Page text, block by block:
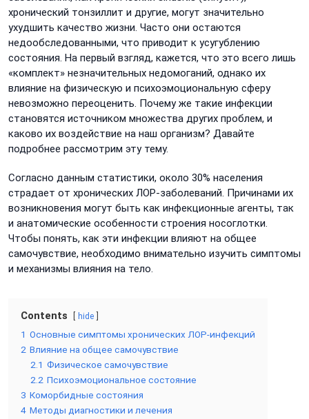
хронический тонзиллит и другие, могут значительно
ухудшить качество жизни. Часто они остаются
недообследованными, что приводит к усугублению
состояния. На первый взгляд, кажется, что это всего лишь
«комплект» незначительных недомоганий, однако их
влияние на физическую и психоэмоциональную сферу
невозможно переоценить. Почему же такие инфекции
становятся источником множества других проблем, и
каково их воздействие на наш организм? Давайте
подробнее рассмотрим эту тему.
Согласно данным статистики, около 30% населения
страдает от хронических ЛОР-заболеваний. Причинами их
возникновения могут быть как инфекционные агенты, так
и анатомические особенности строения носоглотки.
Чтобы понять, как эти инфекции влияют на общее
самочувствие, необходимо внимательно изучить симптомы
и механизмы влияния на тело.
Contents hide
1 Основные симптомы хронических ЛОР-инфекций
2 Влияние на общее самочувствие
2.1 Физическое самочувствие
2.2 Психоэмоциональное состояние
3 Коморбидные состояния
4 Методы диагностики и лечения